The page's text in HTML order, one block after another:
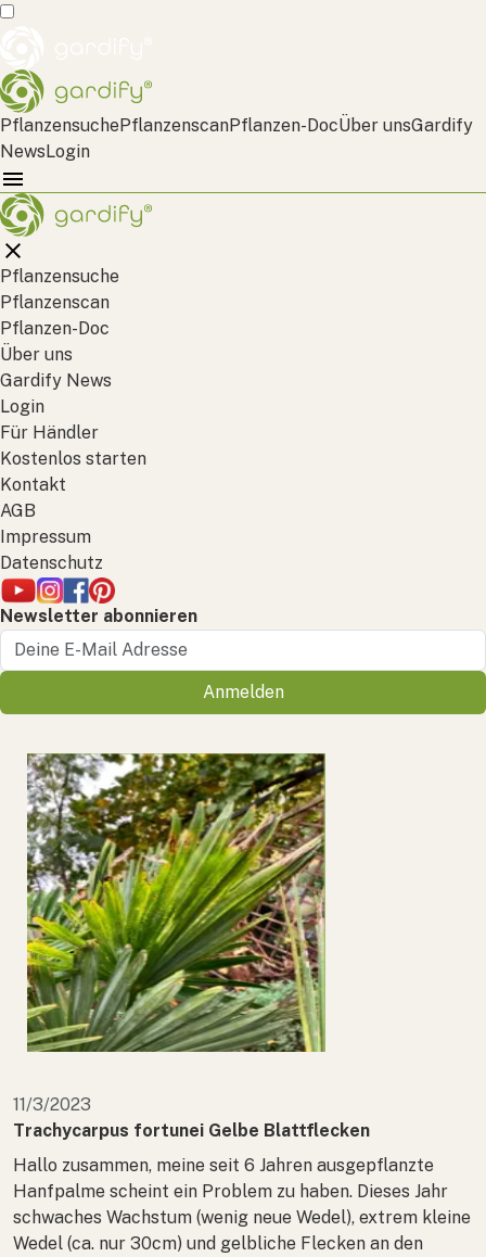
PflanzensuchePflanzenscanPflanzen-DocÜber unsGardify
NewsLogin
Pflanzensuche
Pflanzenscan
Pflanzen-Doc
Über uns
Gardify News
Login
Für Händler
Kostenlos starten
Kontakt
AGB
Impressum
Datenschutz
Newsletter abonnieren
Anmelden
11/3/2023
Trachycarpus fortunei Gelbe Blattflecken
Hallo zusammen, meine seit 6 Jahren ausgepflanzte
Hanfpalme scheint ein Problem zu haben. Dieses Jahr
schwaches Wachstum (wenig neue Wedel), extrem kleine
Wedel (ca. nur 30cm) und gelbliche Flecken an den